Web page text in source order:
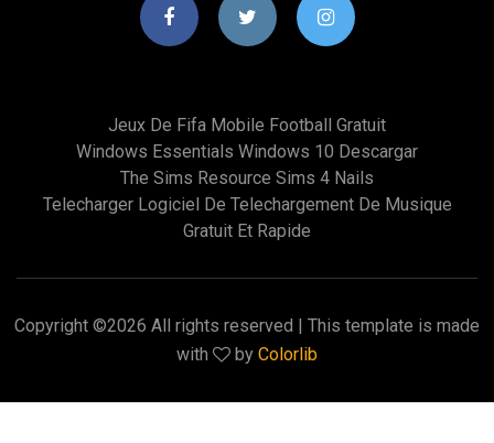
Jeux De Fifa Mobile Football Gratuit
Windows Essentials Windows 10 Descargar
The Sims Resource Sims 4 Nails
Telecharger Logiciel De Telechargement De Musique
Gratuit Et Rapide
Copyright ©2026 All rights reserved | This template is made
with
by Colorlib